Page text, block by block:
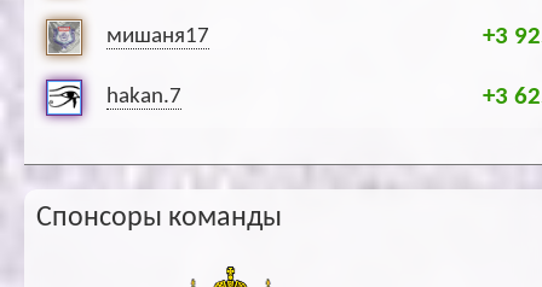
мишаня17 +3
hakan.7 +3
Спонсоры команды